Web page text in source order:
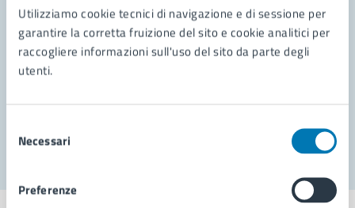
Utilizziamo cookie tecnici di navigazione e di sessione per
garantire la corretta fruizione del sito e cookie analitici per
raccogliere informazioni sull'uso del sito da parte degli
utenti.
delNecessari
Preferenze
Richiedi assistenza
Prenota appuntamento